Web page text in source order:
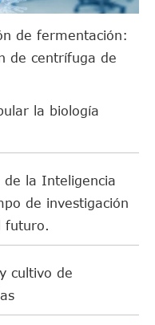
de fermentación:
de centrífuga de
la biología
de la Inteligencia
de investigación
futuro.
cultivo de